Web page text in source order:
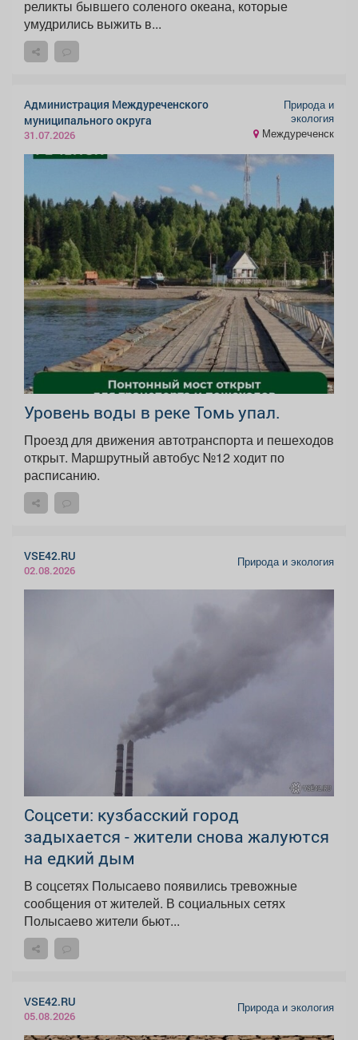
реликты бывшего соленого океана, которые
умудрились выжить в...
Администрация Междуреченского
муниципального округа
31.07.2026
Природа и
экология
Междуреченск
Уровень воды в реке Томь упал.
Проезд для движения автотранспорта и пешеходов
открыт. Маршрутный автобус №12 ходит по
расписанию.
VSE42.RU
02.08.2026
Природа и экология
Соцсети: кузбасский город
задыхается - жители снова жалуются
на едкий дым
В соцсетях Полысаево появились тревожные
сообщения от жителей. В социальных сетях
Полысаево жители бьют...
VSE42.RU
05.08.2026
Природа и экология